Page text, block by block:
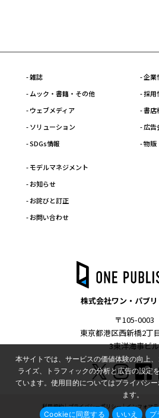
- 雑誌
- ムック・書籍・その他
- ウェブメディア
- ソリューション
- SDGs情報
- 企業
- 採用
- 書店
- 広告
- 物販
- モデルマネジメント
- お知らせ
- お詫びと訂正
- お問い合わせ
株式会社ワン・パブ
〒105-0003
東京都港区西新橋2丁
3東洋海事ビル
利用規約 プライバシーポリシー インフォマ
本サイトでは、サービスの価値体験の向上
ライズ、トラフィックの分析と広告の設定
ています。使用目的についてはプライバシ
ます。
Cookieに同意する いいえ プ